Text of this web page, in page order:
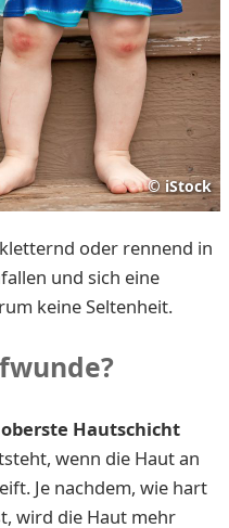
© iStock
oder rennend in
und sich eine
keine Seltenheit.
oberste Hautschicht
wenn die Haut an
Je nachdem, wie hart
wird die Haut mehr